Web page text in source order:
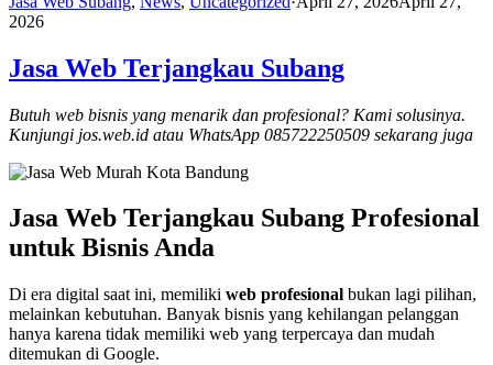
2026
Jasa Web Terjangkau Subang
Butuh web bisnis yang menarik dan profesional? Kami solusinya.
Kunjungi jos.web.id atau WhatsApp 085722250509 sekarang juga
Jasa Web Terjangkau Subang Profesional
untuk Bisnis Anda
Di era digital saat ini, memiliki web profesional bukan lagi pilihan,
melainkan kebutuhan. Banyak bisnis yang kehilangan pelanggan
hanya karena tidak memiliki web yang terpercaya dan mudah
ditemukan di Google.